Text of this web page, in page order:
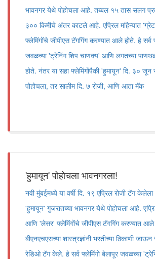
भावनगर येथे पोहोचला आहे. तब्बल १५ तास सलग
३०० किमीचे अंतर काटले आहे. एप्रिल महिन्यात
फ्लेमिंगोंचे जीपीएस टॅगगिंग करण्यात आले होते. हे सर्व
जवळच्या 'ट्रेनिंग शिप चाणक्य' आणि लगतच्या
होते. नंतर या सहा फ्लेमिंगोंपैकी 'हुमायून' दि. ३० जून
पोहोचला, तर सालीम दि. ७ रोजी, आणि आता मॅक
'हुमायून' पोहोचला भावनगरला!
नवी मुंबईमध्ये या वर्षी दि. १९ एप्रिल रोजी टॅग
'हुमायून' गुजरातच्या भावनगर येथे पोहोचला आहे.
आणि 'लेसर' फ्लेमिंगोंचे जीपीएस टॅगगिंग करण्यात आले
बीएनएचएसच्या शास्त्रज्ञांनी भरतीच्या ठिकाणी जाऊन
रेडिओ टॅग केले. हे सर्व फ्लेमिंगो बेलापूर जवळच्या